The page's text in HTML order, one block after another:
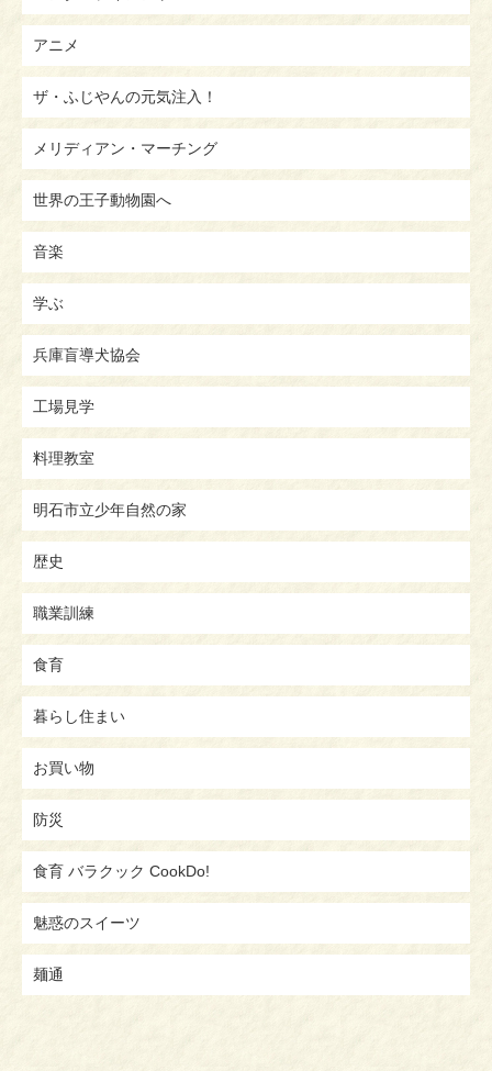
アニメ
ザ・ふじやんの元気注入！
メリディアン・マーチング
世界の王子動物園へ
音楽
学ぶ
兵庫盲導犬協会
工場見学
料理教室
明石市立少年自然の家
歴史
職業訓練
食育
暮らし住まい
お買い物
防災
食育 バラクック CookDo!
魅惑のスイーツ
麺通